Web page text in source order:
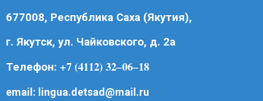
677008, Республика Саха (Якутия),
г. Якутск, ул. Чайковского, д. 2а
Телефон: +7 (4112) 32‒06‒18
email: lingua.detsad@mail.ru